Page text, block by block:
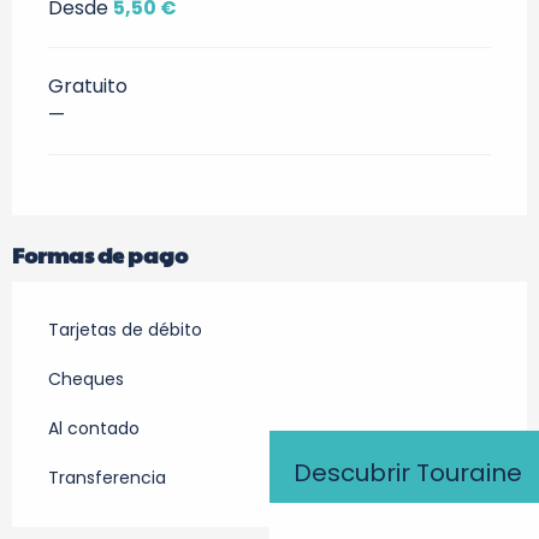
Descubrir Touraine
Desde 5,50 €
Gratuito
—
Formas de pago
Tarjetas de débito
Cheques
Al contado
Transferencia